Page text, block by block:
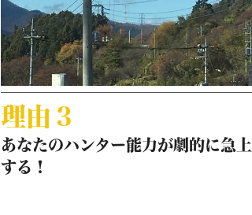
理由３
あなたのハンター能力が劇的に急
する！